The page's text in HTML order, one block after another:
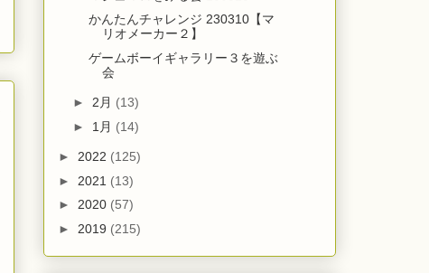
かんたんチャレンジ 230310【マ
リオメーカー２】
ゲームボーイギャラリー３を遊ぶ
会
► 2月 (13)
► 1月 (14)
► 2022 (125)
► 2021 (13)
► 2020 (57)
► 2019 (215)